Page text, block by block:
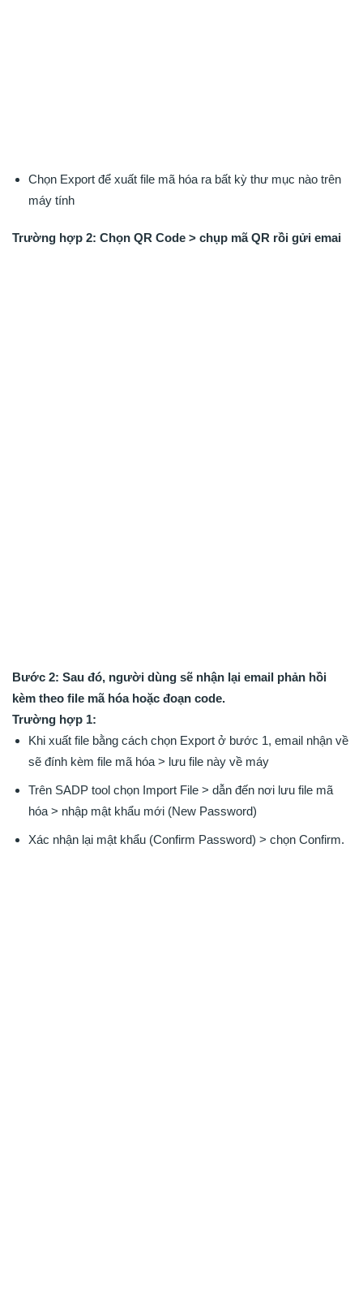
Chọn Export để xuất file mã hóa ra bất kỳ thư mục nào trên
máy tính
Trường hợp 2: Chọn QR Code > chụp mã QR rồi gửi emai
Bước 2: Sau đó, người dùng sẽ nhận lại email phản hồi
kèm theo file mã hóa hoặc đoạn code.
Trường hợp 1:
Khi xuất file bằng cách chọn Export ở bước 1, email nhận về
sẽ đính kèm file mã hóa > lưu file này về máy
Trên SADP tool chọn Import File > dẫn đến nơi lưu file mã
hóa > nhập mật khẩu mới (New Password)
Xác nhận lại mật khẩu (Confirm Password) > chọn Confirm.